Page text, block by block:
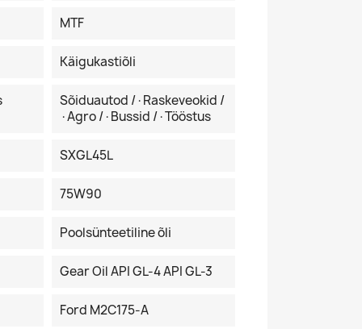
MTF
Käigukastiõli
Sõiduautod /·Raskeveokid /
·Agro /·Bussid /·Tööstus
SXGL45L
75W90
Poolsünteetiline õli
Gear Oil API GL-4 API GL-3
Ford M2C175-A